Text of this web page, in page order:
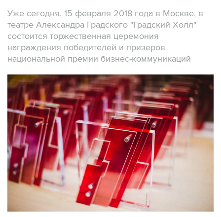
Уже сегодня, 15 февраля 2018 года в Москве, в
театре Александра Градского "Градский Холл"
состоится торжественная церемония
награждения победителей и призеров
национальной премии бизнес-коммуникаций